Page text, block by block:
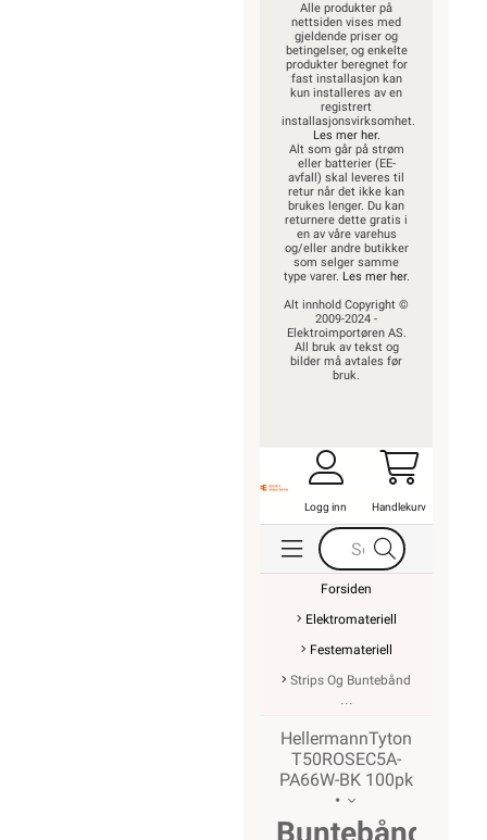
Alle produkter på
nettsiden vises med
gjeldende priser og
betingelser, og enkelte
produkter beregnet for
fast installasjon kan
kun installeres av en
registrert
installasjonsvirksomhet.
Les mer her.
Alt som går på strøm
eller batterier (EE-
avfall) skal leveres til
retur når det ikke kan
brukes lenger. Du kan
returnere dette gratis i
en av våre varehus
og/eller andre butikker
som selger samme
type varer. Les mer her.
Alt innhold Copyright ©
2009-2024 -
Elektroimportøren AS.
All bruk av tekst og
bilder må avtales før
bruk.
Logg inn Handlekurv
Forsiden
Elektromateriell
Festemateriell
Strips Og Buntebånd
HellermannTyton
T50ROSEC5A-
PA66W-BK 100pk
•